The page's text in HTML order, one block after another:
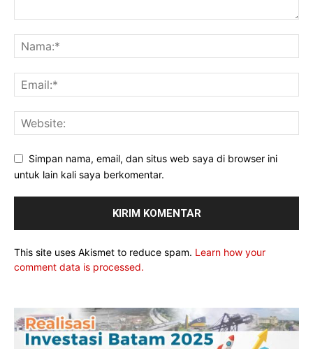
Simpan nama, email, dan situs web saya di browser ini
untuk lain kali saya berkomentar.
This site uses Akismet to reduce spam. Learn how your
comment data is processed.